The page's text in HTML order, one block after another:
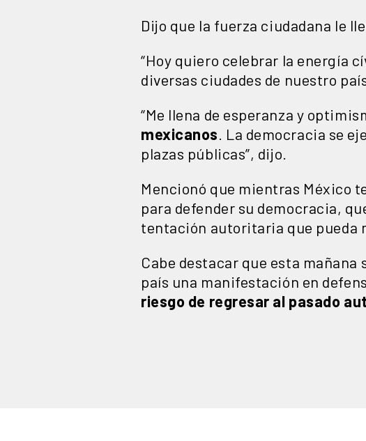
Dijo que la fuerza ciudadana le
“Hoy quiero celebrar la energía
diversas ciudades de nuestro
“Me llena de esperanza y
mexicanos . La democracia se
plazas públicas”, dijo.
Mencionó que mientras México
para defender su democracia,
tentación autoritaria que pueda
Cabe destacar que esta mañana
país una manifestación en
riesgo de regresar al pasado